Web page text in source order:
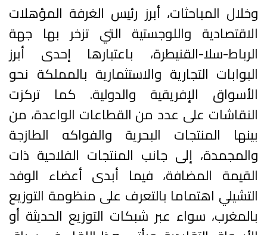
وخلال المباحثات، أبرز رئيس الغرفة المؤهلات
الاقتصادية واللوجستية التي تزخر بها جهة
الرباط-سلا-القنيطرة، باعتبارها إحدى أبرز
البوابات التجارية والاستثمارية بالمملكة نحو
الأسواق الإفريقية والدولية. كما تركزت
النقاشات على عدد من القطاعات الواعدة، من
بينها المنتجات البحرية والفواكه الطازجة
والمجمدة، إلى جانب المنتجات الفلاحية ذات
القيمة المضافة، فيما أبدى أعضاء الوفد
التشيلي اهتماما بالتعرف على منظومة التوزيع
بالمغرب، سواء عبر شبكات التوزيع الحديثة أو